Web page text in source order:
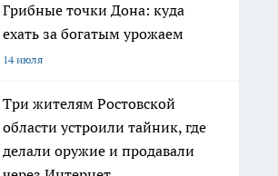
Грибные точки Дона: куда
ехать за богатым урожаем
14 июля
Три жителям Ростовской
области устроили тайник, где
делали оружие и продавали